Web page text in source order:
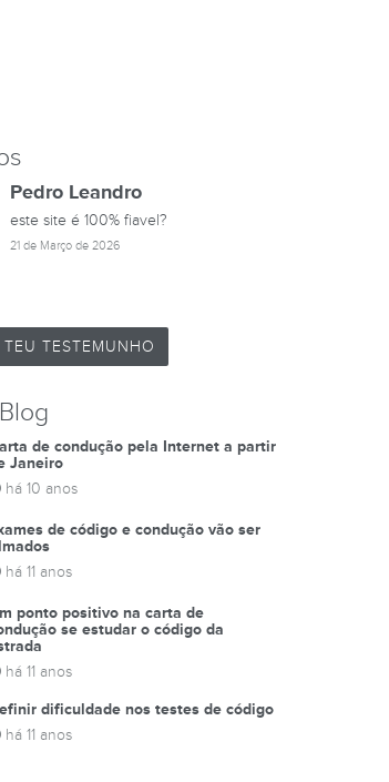
Pedro Leandro
este site é 100% fiavel?
21 de Março de 2026
TESTEMUNHO
de condução pela Internet a partir
Janeiro
há 10 anos
de código e condução vão ser
há 11 anos
ponto positivo na carta de
se estudar o código da
há 11 anos
dificuldade nos testes de código
há 11 anos